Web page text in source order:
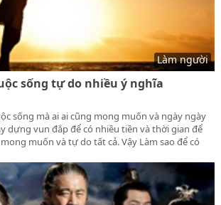
Làm người
sống tự do nhiều ý nghĩa
sống mà ai ai cũng mong muốn và ngày ngày
dựng vun đắp để có nhiều tiền và thời gian để
muốn và tự do tất cả. Vậy Làm sao để có